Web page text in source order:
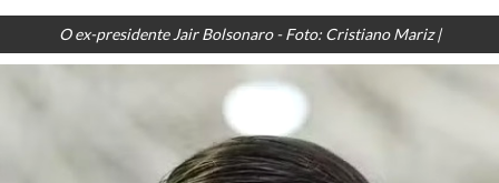
O ex-presidente Jair Bolsonaro - Foto: Cristiano Mariz |